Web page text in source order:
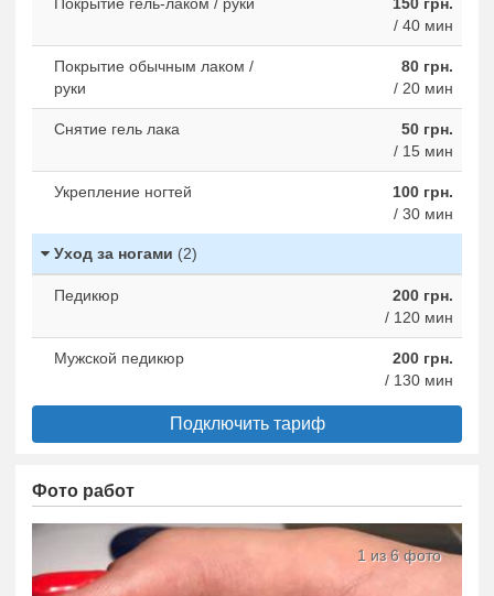
/ 40 мин
Покрытие обычным лаком /
руки
80 грн.
/ 20 мин
Снятие гель лака
50 грн.
/ 15 мин
Укрепление ногтей
100 грн.
/ 30 мин
Уход за ногами (2)
Педикюр
200 грн.
/ 120 мин
Мужской педикюр
200 грн.
/ 130 мин
Подключить тариф
Фото работ
1 из 6 фото